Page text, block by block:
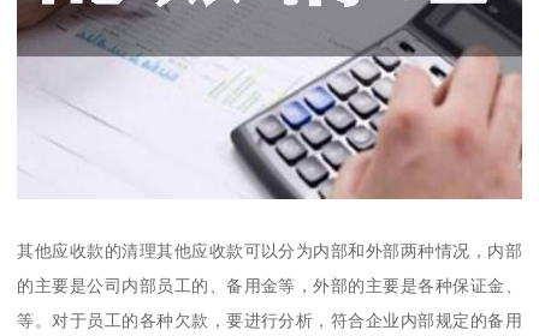
其他应收款的清理其他应收款可以分为内部和外部两种情况，内部
的主要是公司内部员工的、备用金等，外部的主要是各种保证金、
等。对于员工的各种欠款，要进行分析，符合企业内部规定的备用